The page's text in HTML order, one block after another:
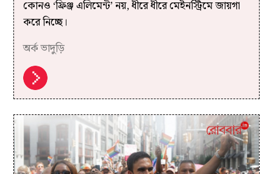
কোনও ‘ফ্রিঞ্জ এলিমেন্ট’ নয়, ধীরে ধীরে মেইনস্ট্রিমে জায়গা
করে নিচ্ছে।
অর্ক ভাদুড়ি